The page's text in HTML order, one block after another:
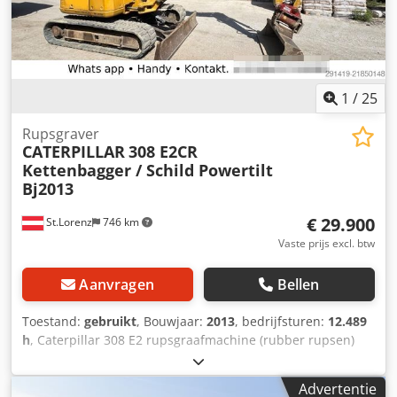
SPREKEN DUITS WE SPEAK ENGLISH HABLAMOS ESPANOL
1 /25
St.Lorenz 746 km
Rupsgraver
CATERPILLAR308 E2CR
Kettenbagger / Schild Powertilt
Bj2013
€ 29.900
Vaste prijs excl. btw
Aanvragen Bellen
Toestand: gebruikt, Bouwjaar: 2013, bedrijfsturen: 12.489
h, Caterpillar 308 E2 rupsgraafmachine (rubber rupsen)
met blad ? Bedrijfsuren: ca. 12.489 uur ? Serienummer:
CAT0308EATMX01275 Uitrusting: ? Rubber rupsen Dedsy I
Advertentie